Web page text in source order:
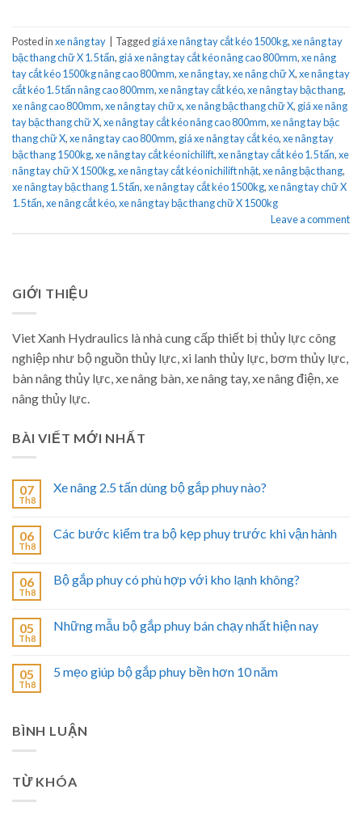
Posted inxe nâng tay Tagged giá xe nâng tay cắt kéo 1500kg,xe nâng tay
bậc thang chữ X 1.5 tấn, giá xe nâng tay cắt kéo nâng cao 800mm,xe nâng
tay cắt kéo 1500kg nâng cao 800mm,xe nâng tay,xe nâng chữ X,xe nâng tay
cắt kéo 1.5 tấn nâng cao 800mm,xe nâng tay cắt kéo,xe nâng tay bậc thang,
xe nâng cao 800mm,xe nâng tay chữ x,xe nâng bậc thang chữ X, giá xe nâng
tay bậc thang chữ X,xe nâng tay cắt kéo nâng cao 800mm,xe nâng tay bậc
thang chữ X,xe nâng tay cao 800mm, giá xe nâng tay cắt kéo,xe nâng tay
bậc thang 1500kg,xe nâng tay cắt kéo nichilift,xe nâng tay cắt kéo 1.5 tấn,xe
nâng tay chữ X 1500kg,xe nâng tay cắt kéo nichilift nhật,xe nâng bậc thang,
xe nâng tay bậc thang 1.5 tấn,xe nâng tay cắt kéo 1500kg,xe nâng tay chữ X
1.5 tấn,xe nâng cắt kéo,xe nâng tay bậc thang chữ X 1500kg
Leave a comment
GIỚI THIỆU
Viet Xanh Hydraulics là nhà cung cấp thiết bị thủy lực công
nghiệp như bộ nguồn thủy lực, xi lanh thủy lực, bơm thủy lực,
bàn nâng thủy lực, xe nâng bàn, xe nâng tay, xe nâng điện, xe
nâng thủy lực.
BÀI VIẾT MỚI NHẤT
07
Th8
Xe nâng 2.5 tấn dùng bộ gắp phuy nào?
06
Th8
Các bước kiểm tra bộ kẹp phuy trước khi vận hành
06
Th8
Bộ gắp phuy có phù hợp với kho lạnh không?
05
Th8
Những mẫu bộ gắp phuy bán chạy nhất hiện nay
05
Th8
5 mẹo giúp bộ gắp phuy bền hơn 10 năm
BÌNH LUẬN
TỪ KHÓA